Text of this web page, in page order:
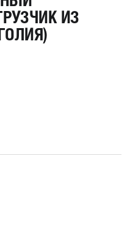
[2]
• 12 ДНЕЙ
ИЗ